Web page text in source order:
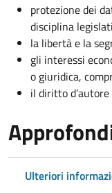
protezione dei
disciplina
la libertà e la
gli interessi
o giuridica,
il diritto
Ulteriori